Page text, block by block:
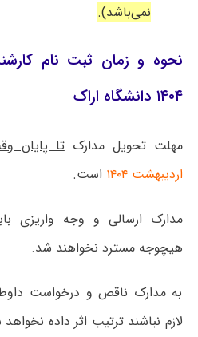
نمی‌باشد).
نحوه و زمان ثبت نام
۱۴۰۴ دانشگاه اراک
مهلت تحویل مدارکتا پایان
اردیبهشت ۱۴۰۴
است.
مدارک ارسالی و وجه واریزی
هیچوجه مسترد نخواهند شد.
به مدارک ناقص و درخواست
لازم نباشند ترتیب اثر داده